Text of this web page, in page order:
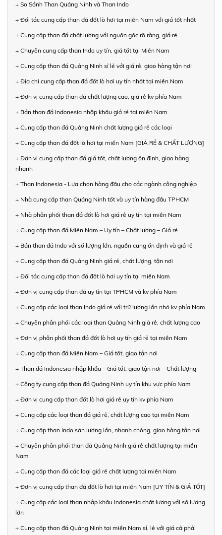
+ So Sánh Than Quảng Ninh và Than Indo
+ Đối tác cung cấp than đá đốt lò hơi tại miền Nam với giá tốt nhất
+ Cung cấp than đá chất lượng với nguồn gốc rõ ràng, giá rẻ
+ Chuyên cung cấp than Indo uy tín, giá tốt tại Miền Nam
+ Cung cấp than đá Quảng Ninh sỉ lẻ với giá rẻ, giao hàng tận nơi
+ Địa chỉ cung cấp than đá đốt lò hơi uy tín nhất tại miền Nam
+ Đơn vị cung cấp than đá chất lượng cao, giá rẻ kv phía Nam
+ Bán than đá Indonesia nhập khẩu giá rẻ tại miền Nam
+ Cung cấp than đá Quảng Ninh chất lượng giá rẻ các loại
+ Cung cấp than đá đốt lò hơi tại miền Nam [GIÁ RẺ & CHẤT LƯỢNG]
+ Đơn vị cung cấp than đá giá tốt, chất lượng ổn định, giao hàng
nhanh
+ Than Indonesia - Lựa chọn hàng đầu cho các ngành công nghiệp
+ Nhà cung cấp than Quảng Ninh tốt và uy tín hàng đầu TPHCM
+ Nhà phân phối than đá đốt lò hơi giá rẻ uy tín tại miền Nam
+ Cung cấp than đá Miền Nam – Uy tín – Chất lượng – Giá rẻ
+ Bán than đá Indo với số lượng lớn, nguồn cung ổn định và giá rẻ
+ Cung cấp than đá Quảng Ninh giá rẻ, chất lượng, tận nơi
+ Đối tác cung cấp than đá đốt lò hơi uy tín tại miền Nam
+ Đơn vị cung cấp than đá uy tín tại TPHCM và kv phía Nam
+ Cung cấp các loại than Indo giá rẻ với trữ lượng lớn nhỏ kv phía Nam
+ Chuyên phân phối các loại than Quảng Ninh giá rẻ, chất lượng cao
+ Đơn vị phân phối than đá đốt lò hơi uy tín giá rẻ tại miền Nam
+ Cung cấp than đá Miền Nam – Giá tốt, giao tận nơi
+ Than đá Indonesia nhập khẩu – Giá tốt, giao tận nơi – Chất lượng
+ Công ty cung cấp than đá Quảng Ninh uy tín khu vực phía Nam
+ Đơn vị cung cấp than đốt lò hơi giá rẻ uy tín kv phía Nam
+ Cung cấp các loại than đá giá rẻ, chất lượng cao tại miền Nam
+ Cung cấp than Indo sản lượng lớn, nhanh chóng, giao hàng tận nơi
+ Chuyên phân phối than đá Quảng Ninh giá rẻ chất lượng tại miền
Nam
+ Cung cấp than đá các loại giá rẻ chất lượng tại miền Nam
+ Đơn vị cung cấp than đá đốt lò hơi tại miền Nam [UY TÍN & GIÁ TỐT]
+ Cung cấp các loại than nhập khẩu Indonesia chất lượng với số lượng
lớn
+ Cung cấp than đá Quảng Ninh tại miền Nam sỉ, lẻ với giá cả phải